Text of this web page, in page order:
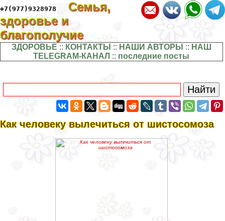
+7(977)9328978
Семья,
здоровье и
благополучие
ЗДОРОВЬЕ :: КОНТАКТЫ :: НАШИ АВТОРЫ :: НАШ
TELEGRAM-КАНАЛ :: последние посты
Как человеку вылечиться от шистосомоза